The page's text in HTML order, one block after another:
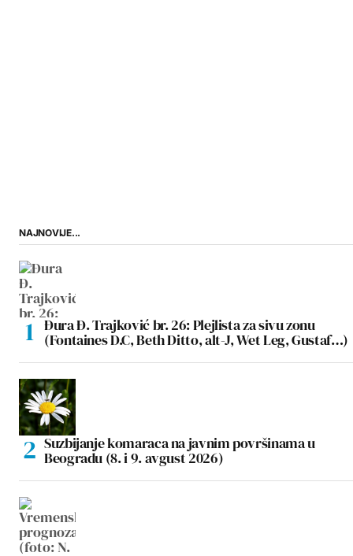
NAJNOVIJE...
Đura Đ. Trajković br. 26: Plejlista za sivu zonu
(Fontaines D.C, Beth Ditto, alt-J, Wet Leg, Gustaf…)
Suzbijanje komaraca na javnim površinama u
Beogradu (8. i 9. avgust 2026)